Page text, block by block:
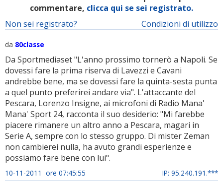
commentare, clicca qui se sei registrato.
Condizioni di utilizzo
Non sei registrato?
da 80classe
Da Sportmediaset "L'anno prossimo tornerò a Napoli. Se
dovessi fare la prima riserva di Lavezzi e Cavani
andrebbe bene, ma se dovessi fare la quinta-sesta punta
a quel punto preferirei andare via". L'attaccante del
Pescara, Lorenzo Insigne, ai microfoni di Radio Mana'
Mana' Sport 24, racconta il suo desiderio: "Mi farebbe
piacere rimanere un altro anno a Pescara, magari in
Serie A, sempre con lo stesso gruppo. Di mister Zeman
non cambierei nulla, ha avuto grandi esperienze e
possiamo fare bene con lui".
10-11-2011 ore 07:45:55 IP: 95.240.191.***